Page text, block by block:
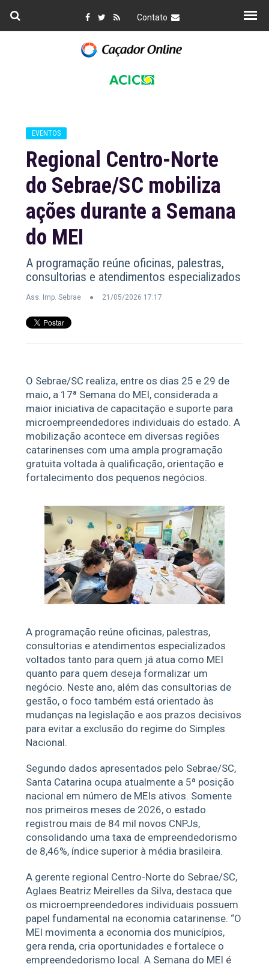
Contato
EVENTOS
Regional Centro-Norte
do Sebrae/SC mobiliza
ações durante a Semana
do MEI
A programação reúne oficinas, palestras,
consultorias e atendimentos especializados
Ass. Imp. Sebrae 21/05/2026 17:17
O Sebrae/SC realiza, entre os dias 25 e 29 de
maio, a 17ª Semana do MEI, considerada a
maior iniciativa de capacitação e suporte para
microempreendedores individuais do estado. A
mobilização acontece em diversas regiões
catarinenses com uma ampla programação
gratuita voltada à qualificação, orientação e
fortalecimento dos pequenos negócios.
A programação reúne oficinas, palestras,
consultorias e atendimentos especializados
voltados tanto para quem já atua como MEI
quanto para quem deseja formalizar um
negócio. Neste ano, além das consultorias de
gestão, o foco também está orientado às
mudanças na legislação e aos prazos decisivos
para evitar a exclusão do regime do Simples
Nacional.
Segundo dados apresentados pelo Sebrae/SC,
Santa Catarina ocupa atualmente a 5ª posição
nacional em número de MEIs ativos. Somente
nos primeiros meses de 2026, o estado
registrou mais de 84 mil novos CNPJs,
consolidando uma taxa de empreendedorismo
de 8,46%, índice superior à média brasileira.
A gerente regional Centro-Norte do Sebrae/SC,
Aglaes Beatriz Meirelles da Silva, destaca que
os microempreendedores individuais possuem
papel fundamental na economia catarinense. “O
MEI movimenta a economia dos municípios,
gera renda, cria oportunidades e fortalece o
empreendedorismo local. A Semana do MEI é